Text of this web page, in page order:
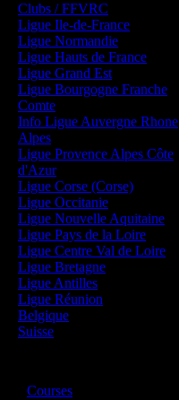
Clubs / FFVRC
Ligue Ile-de-France
Ligue Normandie
Ligue Hauts de France
Ligue Grand Est
Ligue Bourgogne Franche
Comte
Info Ligue Auvergne Rhone
Alpes
Ligue Provence Alpes Côte
d'Azur
Ligue Corse (Corse)
Ligue Occitanie
Ligue Nouvelle Aquitaine
Ligue Pays de la Loire
Ligue Centre Val de Loire
Ligue Bretagne
Ligue Antilles
Ligue Réunion
Belgique
Suisse
Courses